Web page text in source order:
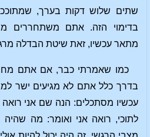
שתים שלוש דקות בערך,
בדימוי הזה. אתם משתחררים
מתאר עכשיו, זאת שיטת הבדלה
כמו שאמרתי כבר, אם אתם
בדרך כלל אתם לא מגיעים ישר
עכשיו מסתכלים: הנה שם אני
לתוכי, רואה אני ואומר: מה